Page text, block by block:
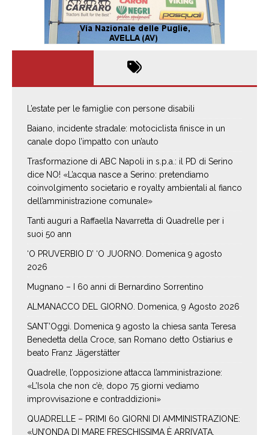
L’estate per le famiglie con persone disabili
Baiano, incidente stradale: motociclista finisce in un
canale dopo l’impatto con un’auto
Trasformazione di ABC Napoli in s.p.a.: il PD di Serino
dice NO! «L’acqua nasce a Serino: pretendiamo
coinvolgimento societario e royalty ambientali al fianco
dell’amministrazione comunale»
Tanti auguri a Raffaella Navarretta di Quadrelle per i
suoi 50 ann
‘O PRUVERBIO D’ ‘O JUORNO. Domenica 9 agosto
2026
Mugnano – I 60 anni di Bernardino Sorrentino
ALMANACCO DEL GIORNO. Domenica, 9 Agosto 2026
SANT’Oggi. Domenica 9 agosto la chiesa santa Teresa
Benedetta della Croce, san Romano detto Ostiarius e
beato Franz Jägerstätter
Quadrelle, l’opposizione attacca l’amministrazione:
«L’Isola che non c’è, dopo 75 giorni vediamo
improvvisazione e contraddizioni»
QUADRELLE – PRIMI 60 GIORNI DI AMMINISTRAZIONE:
«UN’ONDA DI MARE FRESCHISSIMA È ARRIVATA,